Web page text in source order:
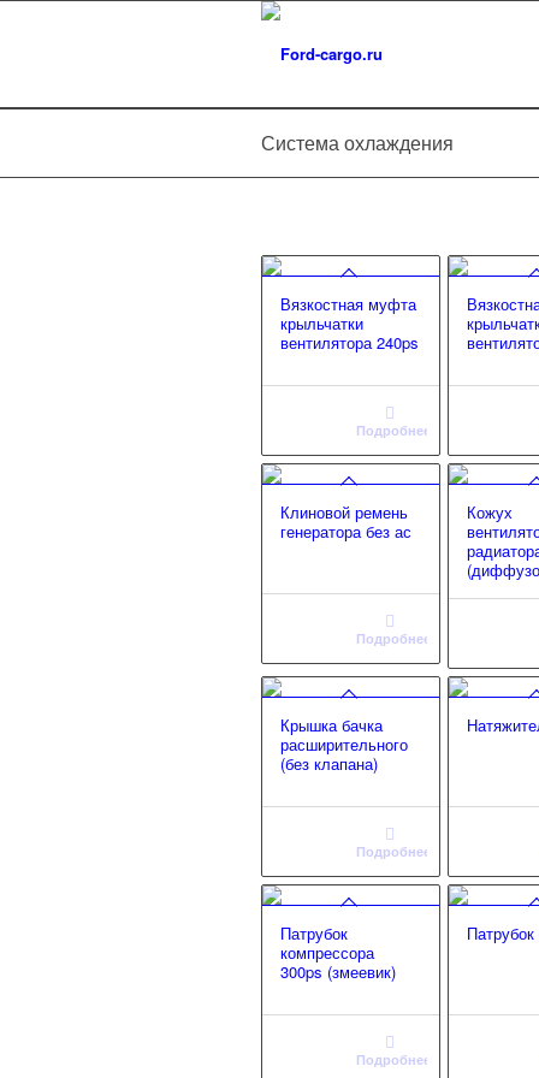
Система охлаждения
Вязкостная муфта
крыльчатки
вентилятора 240ps
Подробнее
Клиновой ремень
генератора без ас
Подробнее
Кожух
Крышка бачка
расширительного
(без клапана)
Подробнее
Патрубок
компрессора
300ps (змеевик)
Подробнее